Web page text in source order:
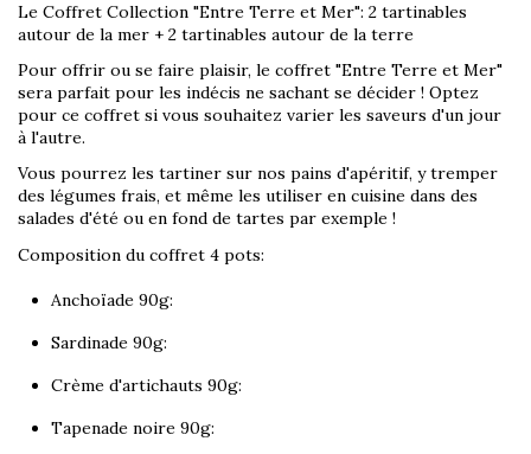
Le Coffret Collection "Entre Terre et Mer": 2 tartinables
autour de la mer + 2 tartinables autour de la terre
Pour offrir ou se faire plaisir, le coffret "Entre Terre et Mer"
sera parfait pour les indécis ne sachant se décider ! Optez
pour ce coffret si vous souhaitez varier les saveurs d'un jour
à l'autre.
Vous pourrez les tartiner sur nos pains d'apéritif, y tremper
des légumes frais, et même les utiliser en cuisine dans des
salades d'été ou en fond de tartes par exemple !
Composition du coffret 4 pots:
Anchoïade 90g:
Sardinade 90g:
Crème d'artichauts 90g:
Tapenade noire 90g: